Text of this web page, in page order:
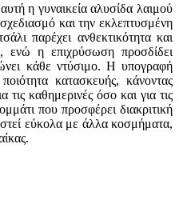
η γυναικεία αλυσίδα λαιμού
και την εκλεπτυσμένη
παρέχει ανθεκτικότητα και
ενώ η επιχρύσωση προσδίδει
κάθε ντύσιμο. Η υπογραφή
κατασκευής, κάνοντας
τις καθημερινές όσο και για τις
που προσφέρει διακριτική
εύκολα με άλλα κοσμήματα,